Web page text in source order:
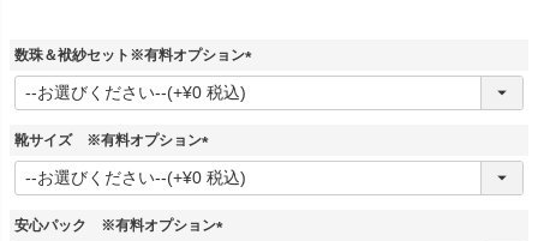
数珠＆袱紗セット※有料オプション
(
靴サイズ ※有料オプション
(
必
)
安心パック ※有料オプション